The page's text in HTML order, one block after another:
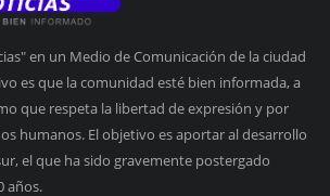
en un Medio de Comunicación de la ciudad
es que la comunidad esté bien informada, a
que respeta la libertad de expresión y por
humanos. El objetivo es aportar al desarrollo
el que ha sido gravemente postergado
años.